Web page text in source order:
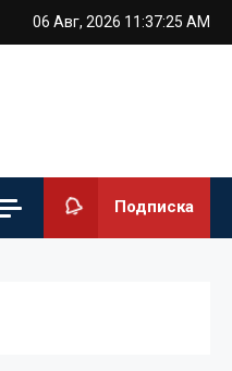
06 Авг, 2026 11:37:26 AM
Подписка